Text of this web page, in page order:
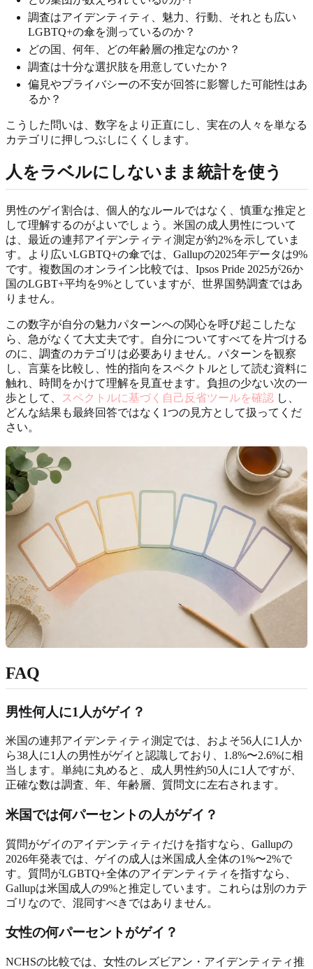
調査はアイデンティティ、魅力、行動、それとも広い
LGBTQ+の傘を測っているのか？
どの国、何年、どの年齢層の推定なのか？
調査は十分な選択肢を用意していたか？
偏見やプライバシーの不安が回答に影響した可能性はあ
るか？
こうした問いは、数字をより正直にし、実在の人々を単なる
カテゴリに押しつぶしにくくします。
人をラベルにしないまま統計を使う
男性のゲイ割合は、個人的なルールではなく、慎重な推定と
して理解するのがよいでしょう。米国の成人男性について
は、最近の連邦アイデンティティ測定が約2%を示していま
す。より広いLGBTQ+の傘では、Gallupの2025年データは9%
です。複数国のオンライン比較では、Ipsos Pride 2025が26か
国のLGBT+平均を9%としていますが、世界国勢調査ではあ
りません。
この数字が自分の魅力パターンへの関心を呼び起こしたな
ら、急がなくて大丈夫です。自分についてすべてを片づける
のに、調査のカテゴリは必要ありません。パターンを観察
し、言葉を比較し、性的指向をスペクトルとして読む資料に
触れ、時間をかけて理解を見直せます。負担の少ない次の一
歩として、
スペクトルに基づく自己反省ツールを確認 し、
どんな結果も最終回答ではなく1つの見方として扱ってくだ
さい。
FAQ
男性何人に1人がゲイ？
米国の連邦アイデンティティ測定では、およそ56人に1人か
ら38人に1人の男性がゲイと認識しており、1.8%〜2.6%に相
当します。単純に丸めると、成人男性約50人に1人ですが、
正確な数は調査、年、年齢層、質問文に左右されます。
米国では何パーセントの人がゲイ？
質問がゲイのアイデンティティだけを指すなら、Gallupの
2026年発表では、ゲイの成人は米国成人全体の1%〜2%で
す。質問がLGBTQ+全体のアイデンティティを指すなら、
Gallupは米国成人の9%と推定しています。これらは別のカテ
ゴリなので、混同すべきではありません。
女性の何パーセントがゲイ？
NCHSの比較では、女性のレズビアン・アイデンティティ推